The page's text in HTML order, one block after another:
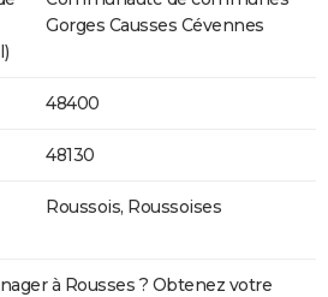
Gorges Causses Cévennes
48400
48130
Roussois, Roussoises
à Rousses ? Obtenez votre